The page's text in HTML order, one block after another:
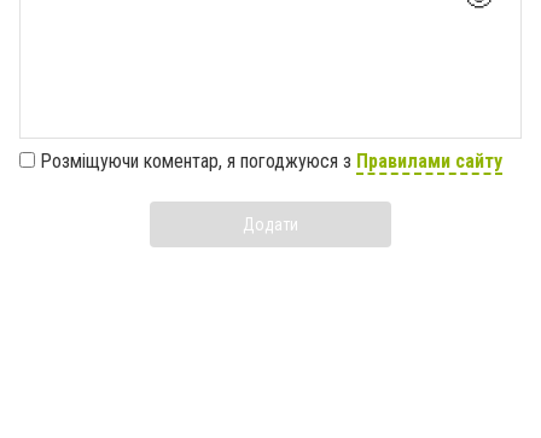
Розміщуючи коментар, я погоджуюся з Правилами сайту
Додати